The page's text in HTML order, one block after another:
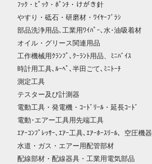
ﾌｯｸ・ﾋﾟｯｸ・ﾎﾟﾝﾁ・けがき針
やすり・砥石・研磨材・ﾜｲﾔｰﾌﾞﾗｼ
部品洗浄用品､工業用ﾜｲﾊﾟｰ､水･油吸着材
オイル・グリース関連用品
工作機械用ｸﾗﾝﾌﾟ､ｸｰﾗﾝﾄ用品、ﾐﾆﾊﾞｲｽ
時計用工具､ﾙｰﾍﾟ､半田ごて､ﾐﾆﾄｰﾁ
測定工具
テスター及び計測器
電動工具・発電機・ｺｰﾄﾞﾘｰﾙ・延長ｺｰﾄﾞ
電動･エアー工具用先端工具
ｴｱｰｺﾝﾌﾟﾚｯｻｰ､ｴｱｰ工具､ｴｱｰﾎｰｽﾘｰﾙ、空圧機器
水道・ガス・エアー用配管部材
配線部材・配線器具・工業用電気部品